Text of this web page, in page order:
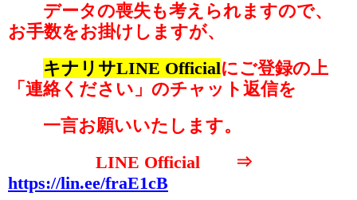
データの喪失も考えられますので、
お手数をお掛けしますが、
キナリサLINE Officialにご登録の上
「連絡ください」のチャット返信を
一言お願いいたします。
LINE Official ⇒
https://lin.ee/fraE1cB